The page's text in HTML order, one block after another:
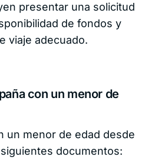
presentar una solicitud
de fondos y
viaje adecuado.
con un menor de
un menor de edad desde
documentos: